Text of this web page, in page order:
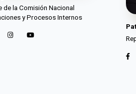
de la Comisión Nacional
y Procesos Internos